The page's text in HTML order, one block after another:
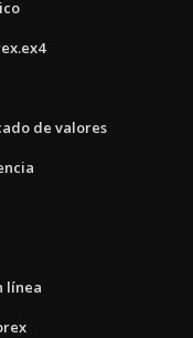
de valores
línea